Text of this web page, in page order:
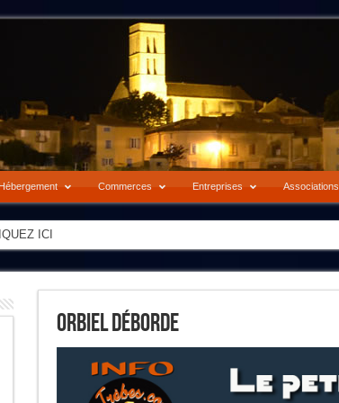
Commerces Entreprises Associations
ICI
Orbiel Déborde